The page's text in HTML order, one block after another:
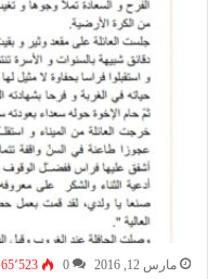
مارس 12, 2016 0 65٬523